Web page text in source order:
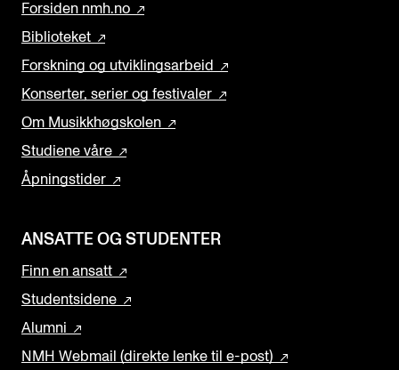
Forsiden nmh.no
Biblioteket
Forskning og utviklingsarbeid
Konserter, serier og festivaler
Om Musikkhøgskolen
Studiene våre
Åpningstider
ANSATTE OG STUDENTER
Finn en ansatt
Studentsidene
Alumni
NMH Webmail (direkte lenke til e-post)